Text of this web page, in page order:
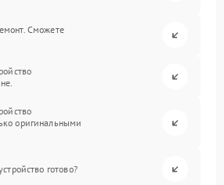
Сможете
оригинальными
готово?